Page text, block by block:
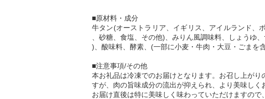
■原材料・成分
牛タン(オーストラリア、イギリス、アイルランド、
、砂糖、食塩、その他)、みりん風調味料、しょうゆ
)、酸味料、酵素、(一部に小麦・牛肉・大豆・ごま
■注意事項/その他
本お礼品は冷凍でのお届けとなります。お召し上が
すが、肉の旨味成分の流出が抑えられ、より美味しく
お届け直後は特に美味しく味わっていただけますの